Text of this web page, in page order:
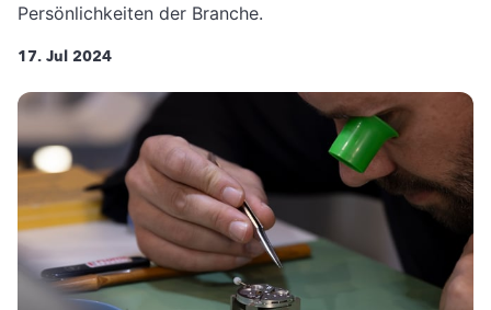
Persönlichkeiten der Branche.
17. Jul 2024